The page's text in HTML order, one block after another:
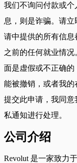
我们不询问付款或
息，则是诈骗。请
请中提供的所有信息
之前的任何就业情
面是虚假或不正确
能被撤销，或者我的
提交此申请，我同意
私通知进行处理。
公司介绍
Revolut 是一家致力